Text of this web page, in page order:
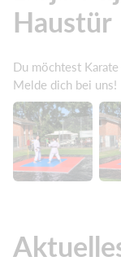
Haustür
Du möchtest
Melde dich bei uns!